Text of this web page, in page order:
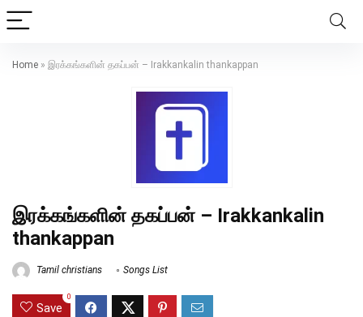
Home » இரக்கங்களின் தகப்பன் – Irakkankalin thankappan
இரக்கங்களின் தகப்பன் – Irakkankalin
thankappan
Tamil christians Songs List
Save
0